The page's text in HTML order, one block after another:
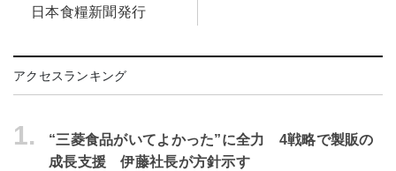
日本食糧新聞発行
アクセスランキング
1.
“三菱食品がいてよかった”に全力 4戦略で製販の
成長支援 伊藤社長が方針示す